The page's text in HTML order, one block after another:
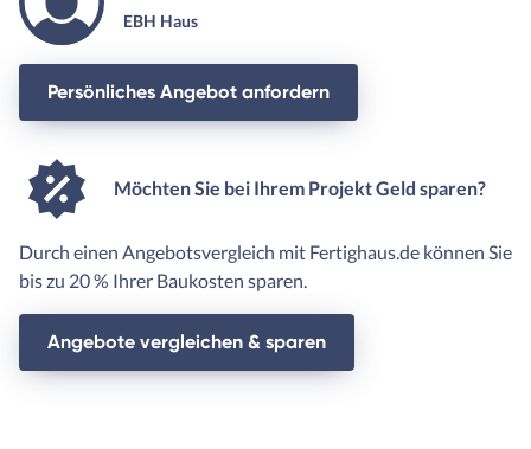
EBH Haus
Persönliches Angebot anfordern
Möchten Sie bei Ihrem Projekt Geld sparen?
Durch einen Angebotsvergleich mit Fertighaus.de können Sie
bis zu 20 % Ihrer Baukosten sparen.
Angebote vergleichen & sparen